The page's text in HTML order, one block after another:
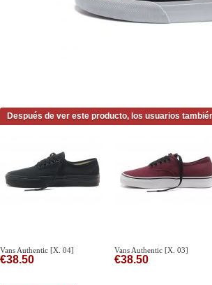
Después de ver este producto, los usuarios
Vans Authentic [X. 04]
€38.50
Vans Authentic [X. 03]
€38.50